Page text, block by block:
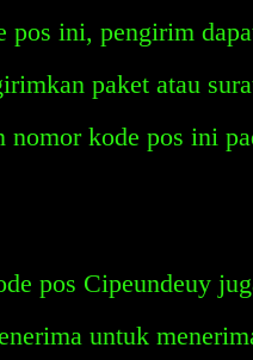
pos ini, pengirim
paket atau
nomor kode pos ini
pos Cipeundeuy
untuk